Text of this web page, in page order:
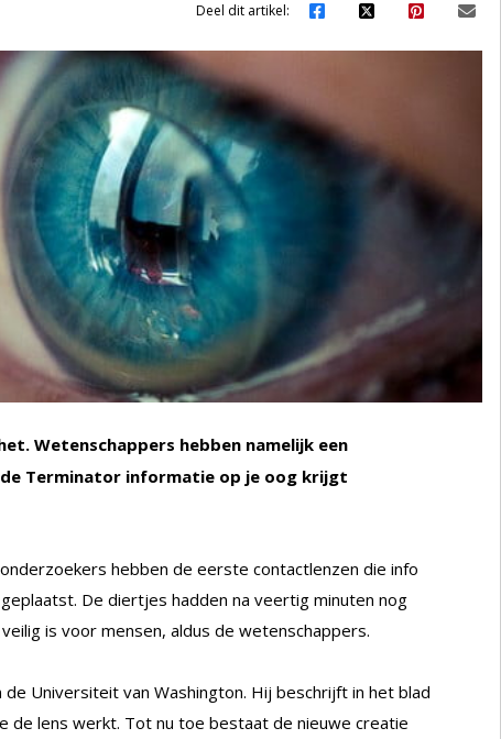
Deel dit artikel:
Wetenschappers hebben namelijk een
Terminator informatie op je oog krijgt
hebben de eerste contactlenzen die info
De diertjes hadden na veertig minuten nog
is voor mensen, aldus de wetenschappers.
Universiteit van Washington. Hij beschrijft in het blad
de lens werkt. Tot nu toe bestaat de nieuwe creatie